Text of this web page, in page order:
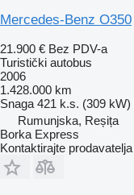
Mercedes-Benz O350
21.900 € Bez PDV-a
Turistički autobus
2006
1.428.000 km
Snaga 421 k.s. (309 kW)
Rumunjska, Reșița
Borka Express
Kontaktirajte prodavatelja